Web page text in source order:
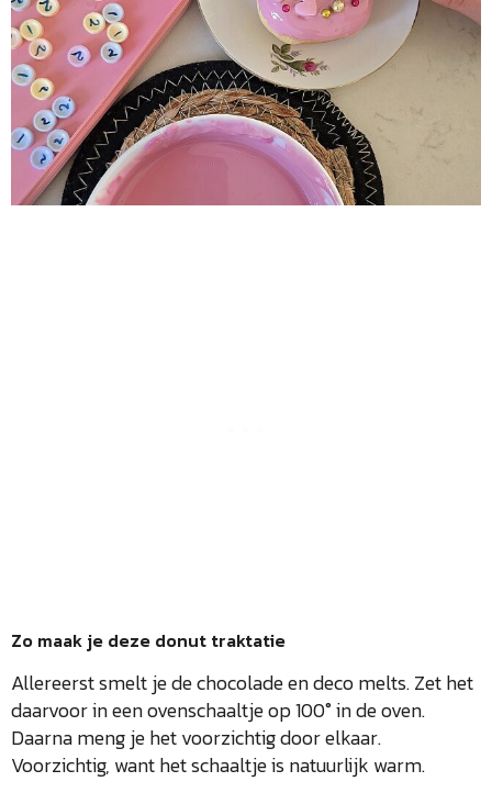
Zo maak je deze donut traktatie
Allereerst smelt je de chocolade en deco melts. Zet het
daarvoor in een ovenschaaltje op 100° in de oven.
Daarna meng je het voorzichtig door elkaar.
Voorzichtig, want het schaaltje is natuurlijk warm.